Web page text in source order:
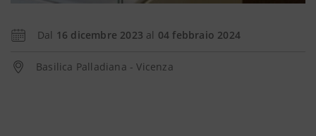
Dal 16 dicembre 2023 al 04 febbraio 2024
Basilica Palladiana - Vicenza